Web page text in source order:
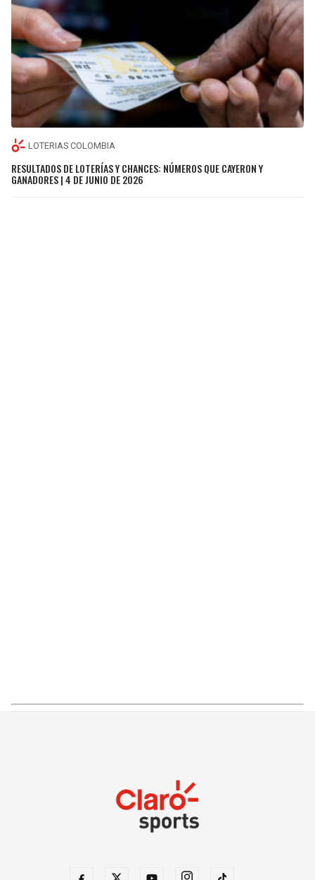
LOTERIAS COLOMBIA
RESULTADOS DE LOTERÍAS Y CHANCES: NÚMEROS QUE CAYERON Y
GANADORES | 4 DE JUNIO DE 2026